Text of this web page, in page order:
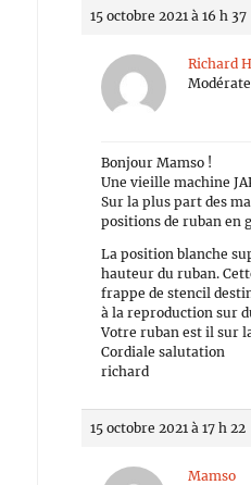
15 octobre 2021 à 16 h 37
Richard
Bonjour Mamso !
Une vieille machine
Sur la plus part des
positions de ruban en
La position blanche
hauteur du ruban.
frappe de stencil
à la reproduction sur
Votre ruban est il sur
Cordiale salutation
richard
15 octobre 2021 à 17 h 22
Mamso